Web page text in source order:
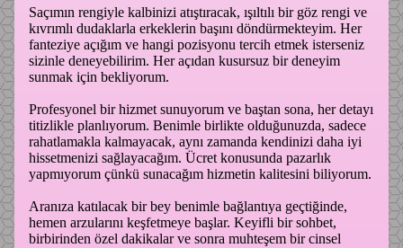
Saçımın rengiyle kalbinizi atıştıracak, ışıltılı bir göz rengi ve
kıvrımlı dudaklarla erkeklerin başını döndürmekteyim. Her
fanteziye açığım ve hangi pozisyonu tercih etmek isterseniz
sizinle deneyebilirim. Her açıdan kusursuz bir deneyim
sunmak için bekliyorum.
Profesyonel bir hizmet sunuyorum ve baştan sona, her detayı
titizlikle planlıyorum. Benimle birlikte olduğunuzda, sadece
rahatlamakla kalmayacak, aynı zamanda kendinizi daha iyi
hissetmenizi sağlayacağım. Ücret konusunda pazarlık
yapmıyorum çünkü sunacağım hizmetin kalitesini biliyorum.
Aranıza katılacak bir bey benimle bağlantıya geçtiğinde,
hemen arzularını keşfetmeye başlar. Keyifli bir sohbet,
birbirinden özel dakikalar ve sonra muhteşem bir cinsel